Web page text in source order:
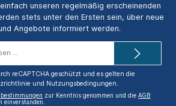
unseren regelmäßig erscheinenden
stets unter den Ersten sein, über neue
Angebote informiert werden.
reCAPTCHA geschützt und es gelten die
und Nutzungsbedingungen.
zur Kenntnis genommen und dieAGB
einverstanden.